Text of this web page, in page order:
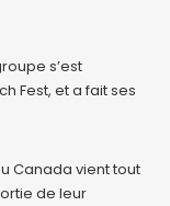
s’est
Fest, et a fait ses
Canada vient tout
de leur